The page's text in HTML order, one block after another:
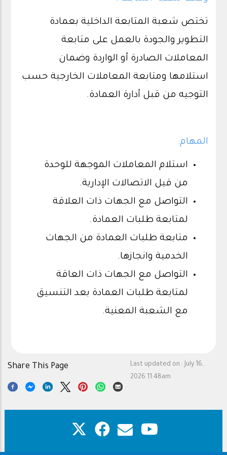
تختص شعبة المتابعة الداخلية بعمادة
التطوير والجودة بالعمل على متابعة
المعاملات الصادرة أو الواردة وضمان
استلامها ومتابعة المعاملات الخارجية حسب
التوجيه من قبل أدارة العمادة.
المهام:
استلام المعاملات الموجهة للوحدة
من قيل الاتصالات الإدارية.
التواصل مع الجهات ذات العلاقة
لمتابعة طلبات العمادة.
متابعة طلبات العمادة من الجهات
الخدمية وانجازها.
التواصل مع الجهات ذات العاقة
لمتابعة طلبات العمادة بعد التنسيق
مع الشعبة المعنية.
Last updated on : July 16,
2026 11:48am
Share This Page